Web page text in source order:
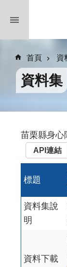
首頁 資
資料集
苗栗縣身心
API連結
標題
資料集說
明
資料下載